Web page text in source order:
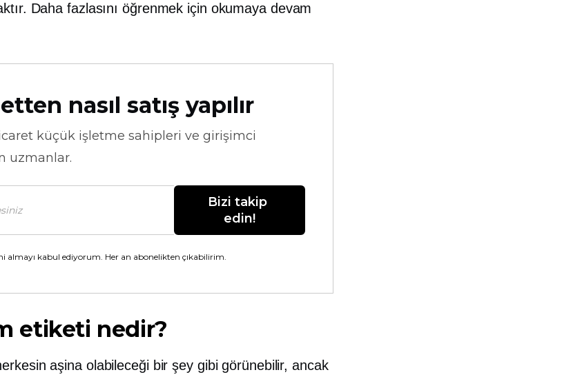
Daha fazlasını öğrenmek için okumaya devam
nasıl satış yapılır
küçük işletme sahipleri ve girişimci
uzmanlar.
Bizi takip
edin!
almayı kabul ediyorum. Her an abonelikten çıkabilirim.
etiketi nedir?
aşina olabileceği bir şey gibi görünebilir, ancak